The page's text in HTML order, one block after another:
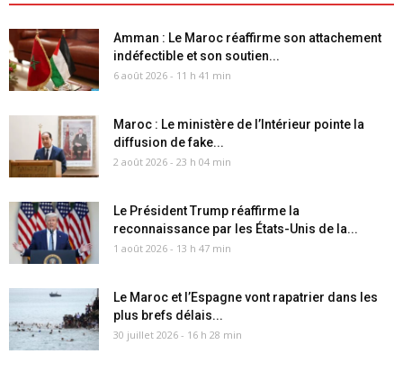
Amman : Le Maroc réaffirme son attachement
indéfectible et son soutien...
6 août 2026 - 11 h 41 min
Maroc : Le ministère de l’Intérieur pointe la
diffusion de fake...
2 août 2026 - 23 h 04 min
Le Président Trump réaffirme la
reconnaissance par les États-Unis de la...
1 août 2026 - 13 h 47 min
Le Maroc et l’Espagne vont rapatrier dans les
plus brefs délais...
30 juillet 2026 - 16 h 28 min